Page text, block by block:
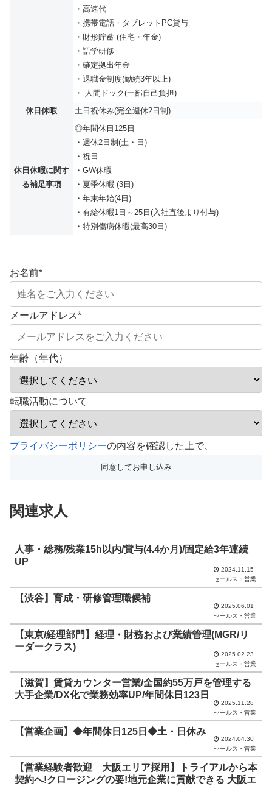
・高速代
・携帯電話・タブレットPC貸与
・財形貯蓄 (住宅・年金)
・語学研修
・確定拠出年金
・退職金制度(勤続3年以上)
・ 人間ドック(一部自己負担)
休日休暇
土日祝休み(完全週休2日制)
休日休暇に関す
る補足事項
◎年間休日125日
・週休2日制(土・日)
・祝日
・GW休暇
・夏季休暇 (3日)
・年末年始(4日)
・有給休暇1日～25日(入社直後より付与)
・特別傷病休暇(最高30日)
お名前*
メールアドレス*
年齢（年代）
転職活動について
こ
フ
ー
ド
は
に
く
だ
プライバシーポリシーの内容を確認した上で、
関連求人
人事・総務/残業15h以内/賞与(4.4か月)/固定給3年連続
UP
2024.11.15
セールス・営業
【渋谷】育成・研修管理職候補
2025.06.01
セールス・営業
【東京/経理部門】経理・財務および業績管理(MGR/リ
ーダークラス)
2025.02.23
セールス・営業
【滋賀】賃貸カウンター営業/全国約55万戸を管理する
大手企業/DX化で業務効率UP/年間休日123日
2025.11.28
セールス・営業
【営業企画】◆年間休日125日◆土・日休み
2024.04.30
セールス・営業
【営業経験者歓迎 大阪エリア採用】トライアルから本
契約へ!クロージングの要!地元企業に貢献できる 大阪エ